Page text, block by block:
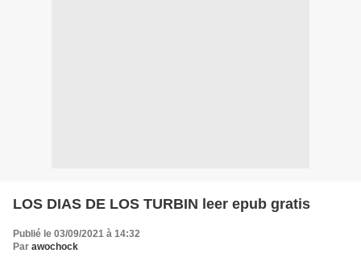
LOS DIAS DE LOS TURBIN leer epub gratis
Publié le 03/09/2021 à 14:32
Par awochock